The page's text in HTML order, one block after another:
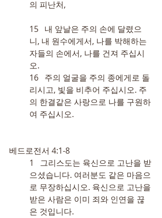
의 피난처,
15   내 앞날은 주의 손에 달렸으
니, 내 원수에게서, 나를 박해하는
자들의 손에서, 나를 건져 주십시
오.
16   주의 얼굴을 주의 종에게로 돌
리시고, 빛을 비추어 주십시오. 주
의 한결같은 사랑으로 나를 구원하
여 주십시오.
베드로전서 4:1-8
1   그리스도는 육신으로 고난을 받
으셨습니다. 여러분도 같은 마음으
로 무장하십시오. 육신으로 고난을
받은 사람은 이미 죄와 인연을 끊
은 것입니다.